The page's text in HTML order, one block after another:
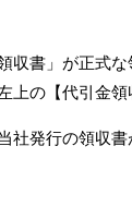
収書」が正式な
上の【代引金領
社発行の領収